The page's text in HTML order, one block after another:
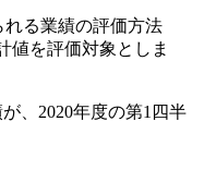
る業績の評価方法
値を評価対象としま
、2020年度の第1四半